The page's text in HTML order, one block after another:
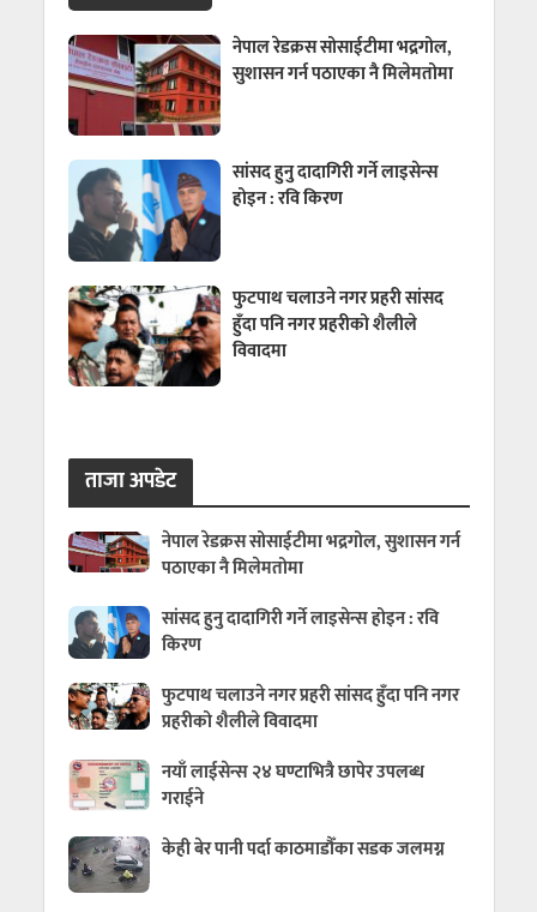
नेपाल रेडक्रस सोसाईटीमा भद्रगोल,
सुशासन गर्न पठाएका नै मिलेमतोमा
सांसद हुनु दादागिरी गर्ने लाइसेन्स
होइन : रवि किरण
फुटपाथ चलाउने नगर प्रहरी सांसद
हुँदा पनि नगर प्रहरीको शैलीले
विवादमा
ताजा अपडेट
नेपाल रेडक्रस सोसाईटीमा भद्रगोल, सुशासन गर्न
पठाएका नै मिलेमतोमा
सांसद हुनु दादागिरी गर्ने लाइसेन्स होइन : रवि
किरण
फुटपाथ चलाउने नगर प्रहरी सांसद हुँदा पनि नगर
प्रहरीको शैलीले विवादमा
नयाँ लाईसेन्स २४ घण्टाभित्रै छापेर उपलब्ध
गराईने
केही बेर पानी पर्दा काठमाडौँका सडक जलमग्न